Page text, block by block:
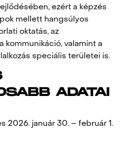
ezért a képzés
mellett hangsúlyos
oktatás, az
kommunikáció, valamint a
speciális területei is.
ADATAI
2026. január 30. – február 1.